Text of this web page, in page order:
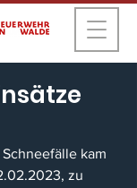
kam
zu